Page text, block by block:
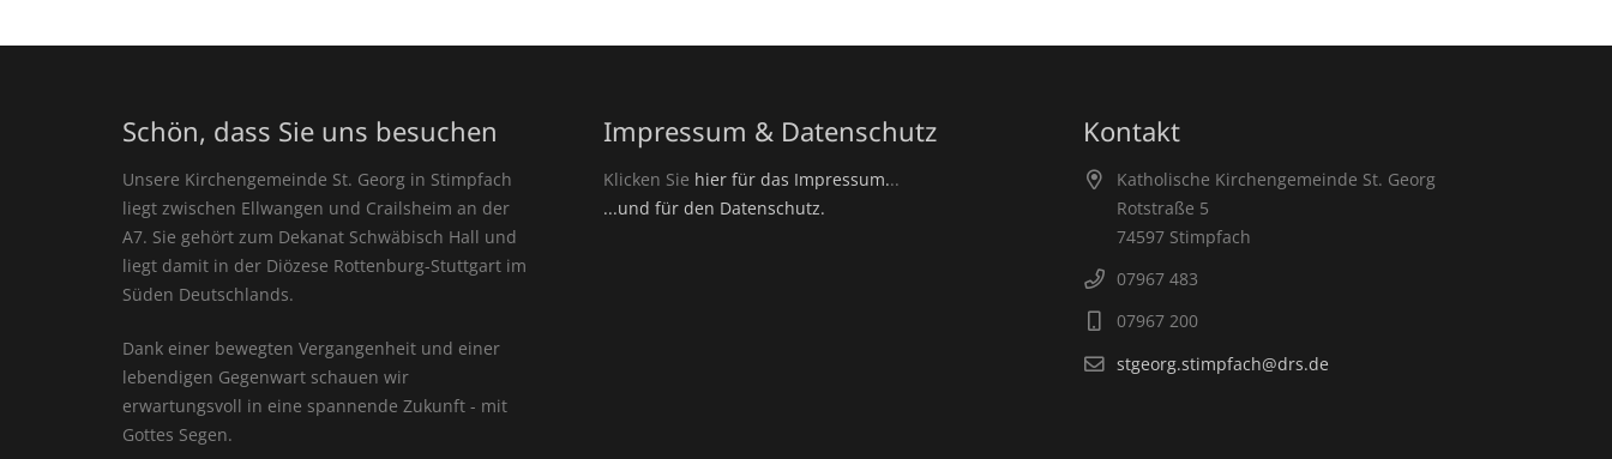
Schön, dass Sie uns besuchen
Unsere Kirchengemeinde St. Georg in Stimpfach
liegt zwischen Ellwangen und Crailsheim an der
A7. Sie gehört zum Dekanat Schwäbisch Hall und
liegt damit in der Diözese Rottenburg-Stuttgart im
Süden Deutschlands.
Dank einer bewegten Vergangenheit und einer
lebendigen Gegenwart schauen wir
erwartungsvoll in eine spannende Zukunft - mit
Gottes Segen.
Impressum & Datenschutz
Klicken Sie hier für das Impressum...
...und für den Datenschutz.
Kontakt
Katholische Kirchengemeinde St. Georg
Rotstraße 5
74597 Stimpfach
07967 483
07967 200
stgeorg.stimpfach@drs.de